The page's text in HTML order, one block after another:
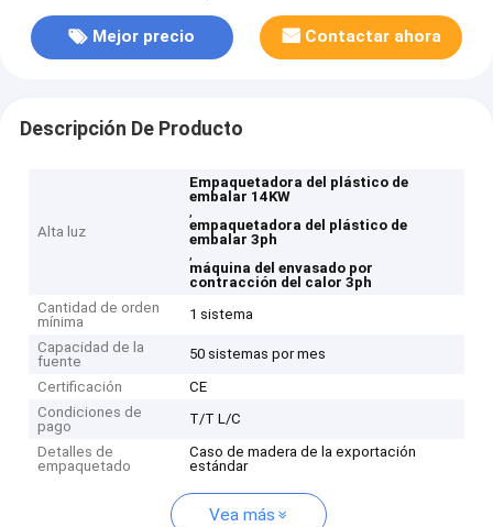
Mejor precio Contactar ahora
Descripción De Producto
Alta luz
Empaquetadora del plástico de
embalar 14KW
,
empaquetadora del plástico de
embalar 3ph
,
máquina del envasado por
contracción del calor 3ph
Cantidad de orden
mínima
1 sistema
Capacidad de la
fuente
50 sistemas por mes
Certificación
CE
Condiciones de
pago
T/T L/C
Detalles de
empaquetado
Caso de madera de la exportación
estándar
Vea más